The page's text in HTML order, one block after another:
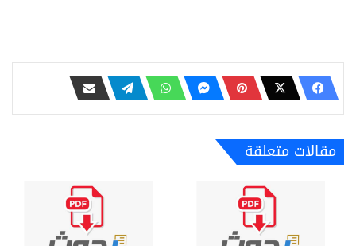
مقالات متعلقة